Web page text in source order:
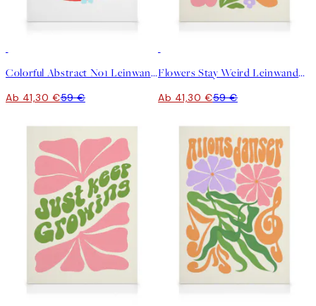
Colorful Abstract No1 Leinwandbild
Ab 41,30 €59 €
Flowers Stay Weird Leinwandbild
Ab 41,30 €59 €